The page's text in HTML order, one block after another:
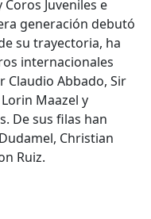
Juveniles e
generación debutó
su trayectoria, ha
internacionales
Claudio Abbado, Sir
Maazel y
De sus filas han
Christian
Ruiz.